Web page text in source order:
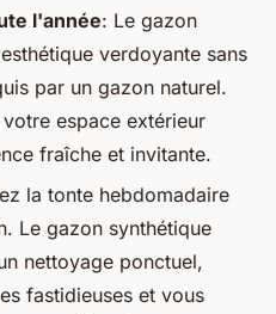
l'année: Le gazon
verdoyante sans
par un gazon naturel.
espace extérieur
fraîche et invitante.
la tonte hebdomadaire
Le gazon synthétique
nettoyage ponctuel,
fastidieuses et vous